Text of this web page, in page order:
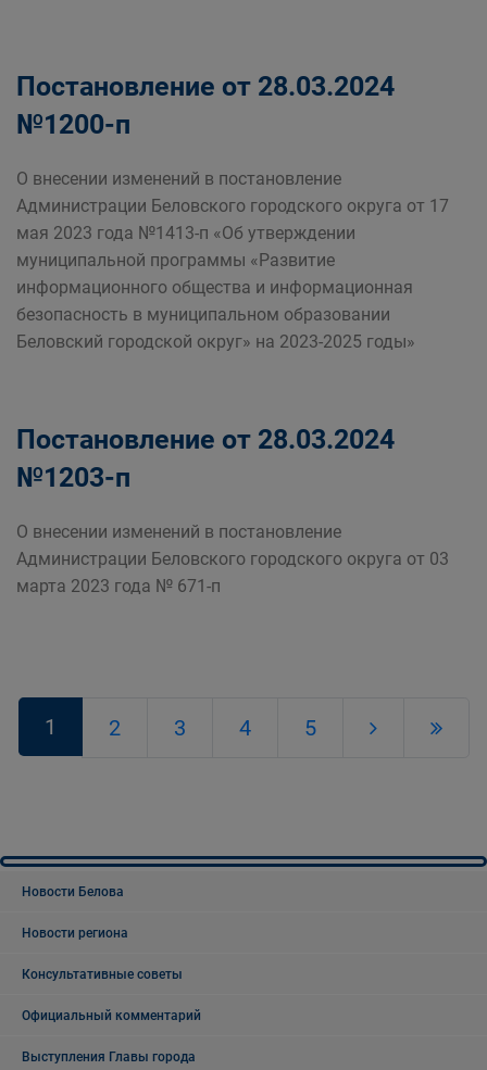
Постановление от 28.03.2024
№1200-п
О внесении изменений в постановление
Администрации Беловского городского округа от 17
мая 2023 года №1413-п «Об утверждении
муниципальной программы «Развитие
информационного общества и информационная
безопасность в муниципальном образовании
Беловский городской округ» на 2023-2025 годы»
Постановление от 28.03.2024
№1203-п
О внесении изменений в постановление
Администрации Беловского городского округа от 03
марта 2023 года № 671-п
1 2 3 4 5
Новости Белова
Новости региона
Консультативные советы
Официальный комментарий
Выступления Главы города